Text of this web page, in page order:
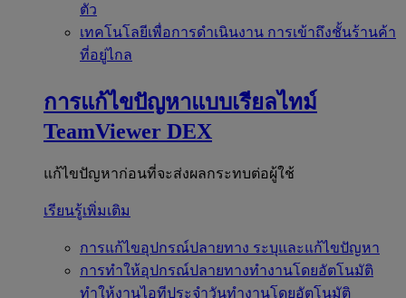
ตัว
เทคโนโลยีเพื่อการดำเนินงาน การเข้าถึงชั้นร้านค้า
ที่อยู่ไกล
การแก้ไขปัญหาแบบเรียลไทม์
TeamViewer DEX
แก้ไขปัญหาก่อนที่จะส่งผลกระทบต่อผู้ใช้
เรียนรู้เพิ่มเติม
การแก้ไขอุปกรณ์ปลายทาง ระบุและแก้ไขปัญหา
การทำให้อุปกรณ์ปลายทางทำงานโดยอัตโนมัติ
ทำให้งานไอทีประจำวันทำงานโดยอัตโนมัติ